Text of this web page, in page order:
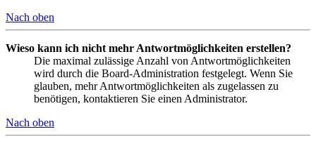
Nach oben
Wieso kann ich nicht mehr Antwortmöglichkeiten erstellen?
Die maximal zulässige Anzahl von Antwortmöglichkeiten
wird durch die Board-Administration festgelegt. Wenn Sie
glauben, mehr Antwortmöglichkeiten als zugelassen zu
benötigen, kontaktieren Sie einen Administrator.
Nach oben